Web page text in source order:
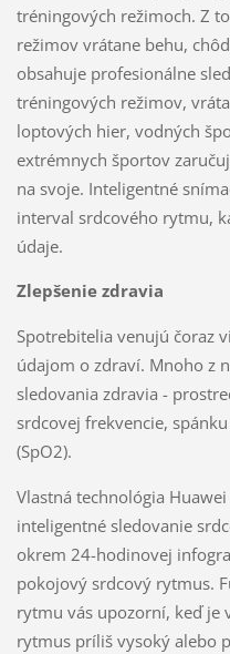
tréningových režimoch. Z
režimov vrátane behu,
obsahuje profesionálne
tréningových režimov,
loptových hier, vodných
extrémnych športov
na svoje. Inteligentné
interval srdcového rytmu,
údaje.
Zlepšenie zdravia
Spotrebitelia venujú čoraz
údajom o zdraví. Mnoho z
sledovania zdravia -
srdcovej frekvencie,
(SpO2).
Vlastná technológia
inteligentné sledovanie
okrem 24-hodinovej
pokojový srdcový rytmus.
rytmu vás upozorní, keď je
rytmus príliš vysoký alebo